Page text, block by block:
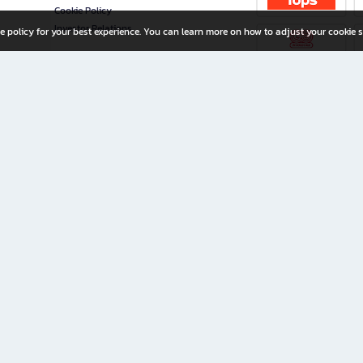
Cookie Policy
Investor Relations
policy for your best experience. You can learn more on how to adjust your cookie